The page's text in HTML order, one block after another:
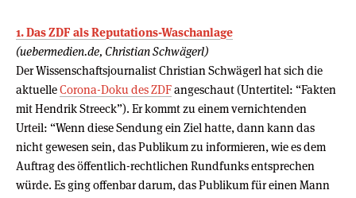
1. Das ZDF als Reputations-Waschanlage
(uebermedien.de, Christian Schwägerl)
Der Wissenschaftsjournalist Christian Schwägerl hat sich die
aktuelleCorona-Doku des ZDFangeschaut (Untertitel: “Fakten
mit Hendrik Streeck”). Er kommt zu einem vernichtenden
Urteil: “Wenn diese Sendung ein Ziel hatte, dann kann das
nicht gewesen sein, das Publikum zu informieren, wie es dem
Auftrag des öffentlich-rechtlichen Rundfunks entsprechen
würde. Es ging offenbar darum, das Publikum für einen Mann